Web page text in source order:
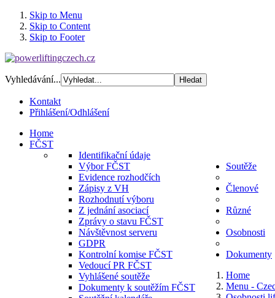
Skip to Menu
Skip to Content
Skip to Footer
Vyhledávání...
Kontakt
Přihlášení/Odhlášení
Home
FČST
Identifikační údaje
Výbor FČST
Evidence rozhodčích
Zápisy z VH
Rozhodnutí výboru
Z jednání asociací
Zprávy o stavu FČST
Návštěvnost serveru
GDPR
Kontrolní komise FČST
Vedoucí PR FČST
Soutěže
Vyhlášené soutěže
Dokumenty k soutěžím FČST
Členové
Různé
Osobnosti
Dokumenty
Home
Menu -